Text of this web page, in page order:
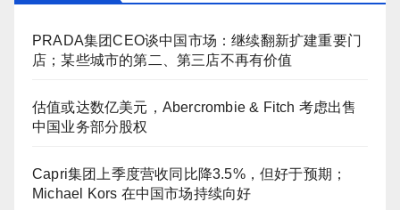
PRADA集团CEO谈中国市场：继续翻新扩建重要门
店；某些城市的第二、第三店不再有价值
估值或达数亿美元，Abercrombie & Fitch 考虑出售
中国业务部分股权
Capri集团上季度营收同比降3.5%，但好于预期；
Michael Kors 在中国市场持续向好